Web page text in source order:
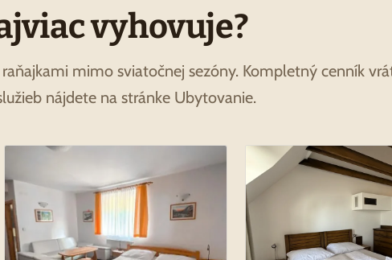
vyhovuje?
mimo sviatočnej sezóny. Kompletný cenník
nájdete na stránke Ubytovanie.